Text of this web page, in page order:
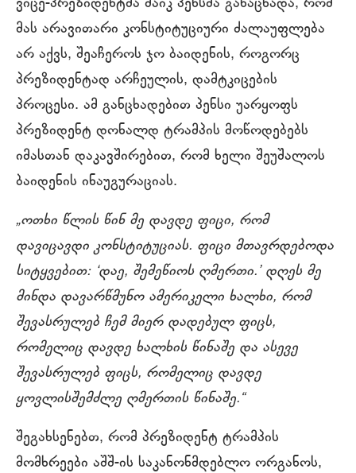
ვიცე-პრეზიდენტმა მაიკ პენსმა განაცხადა, რომ
მას არავითარი კონსტიტუციური ძალაუფლება
არ აქვს, შეაჩეროს ჯო ბაიდენის, როგორც
პრეზიდენტად არჩეულის, დამტკიცების
პროცესი. ამ განცხადებით პენსი უარყოფს
პრეზიდენტ დონალდ ტრამპის მოწოდებებს
იმასთან დაკავშირებით, რომ ხელი შეუშალოს
ბაიდენის ინაუგურაციას.
„ოთხი წლის წინ მე დავდე ფიცი, რომ
დავიცავდი კონსტიტუციას. ფიცი მთავრდებოდა
სიტყვებით: ‘დაე, შემეწიოს ღმერთი.’ დღეს მე
მინდა დავარწმუნო ამერიკელი ხალხი, რომ
შევასრულებ ჩემ მიერ დადებულ ფიცს,
რომელიც დავდე ხალხის წინაშე და ასევე
შევასრულებ ფიცს, რომელიც დავდე
ყოვლისშემძლე ღმერთის წინაშე.“
შეგახსენებთ, რომ პრეზიდენტ ტრამპის
მომხრეები აშშ-ის საკანონმდებლო ორგანოს,